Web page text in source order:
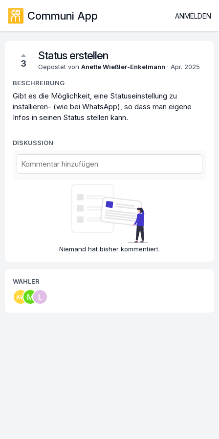
Communi App ANMELDEN
3
Status erstellen
Gepostet von Anette Wießler-Enkelmann · Apr. 2025
BESCHREIBUNG
Gibt es die Möglichkeit, eine Statuseinstellung zu
installieren- (wie bei WhatsApp), so dass man eigene
Infos in seinen Status stellen kann.
DISKUSSION
Niemand hat bisher kommentiert.
WÄHLER